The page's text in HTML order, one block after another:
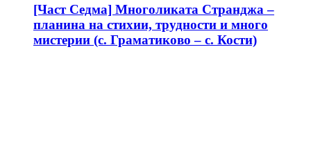
[Част Седма] Многоликата Странджа –
планина на стихии, трудности и много
мистерии (с. Граматиково – с. Кости)